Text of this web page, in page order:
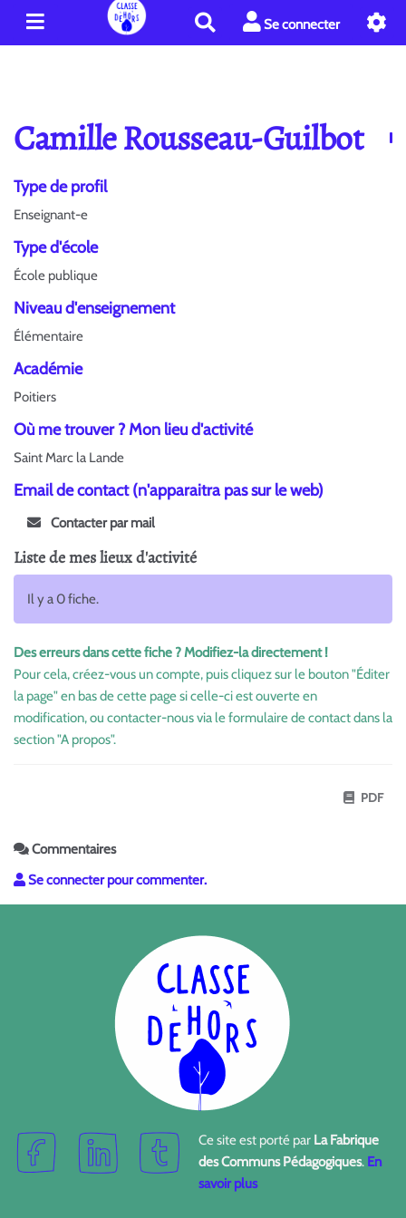
e
c
Se connecter
Camille Rousseau-Guilbot
Type de profil
Enseignant-e
Type d'école
École publique
Niveau d'enseignement
Élémentaire
Académie
Poitiers
Où me trouver ? Mon lieu d'activité
Saint Marc la Lande
Email de contact (n'apparaitra pas sur le web)
Contacter par mail
Liste de mes lieux d'activité
Il y a 0 fiche.
Des erreurs dans cette fiche ? Modifiez-la directement !
Pour cela, créez-vous un compte, puis cliquez sur le bouton "Éditer
la page" en bas de cette page si celle-ci est ouverte en
modification, ou contacter-nous via le formulaire de contact dans la
section "A propos".
PDF
Commentaires
Se connecter pour commenter.
Ce site est porté par La Fabrique
des Communs Pédagogiques. En
savoir plus